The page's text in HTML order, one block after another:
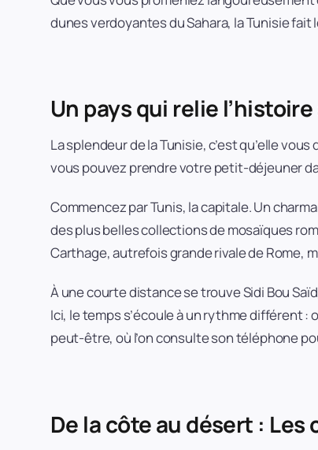
dunes verdoyantes du Sahara, la Tunisie
Un pays qui relie
La splendeur de la Tunisie, c’est qu’elle
vous pouvez prendre votre petit-déjeuner
Commencez par Tunis, la capitale. Un
des plus belles collections de mosaïques
Carthage, autrefois grande rivale de Rome,
À une courte distance se trouve Sidi Bou
Ici, le temps s’écoule à un rythme différent :
peut-être, où l’on consulte son téléphone
De la côte au désert :